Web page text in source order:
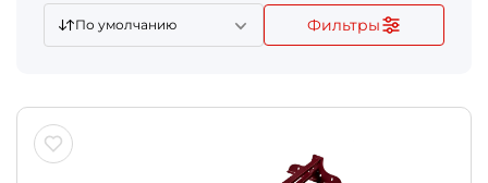
По умолчанию Фильтры